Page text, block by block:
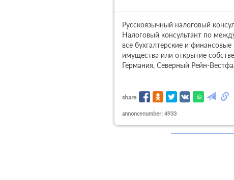
Русскоязычный налоговый
Налоговый консультант по
все бухгалтерские и
имущества или открытие
Германия, Северный Рейн-
share
annoncenumber: 4933